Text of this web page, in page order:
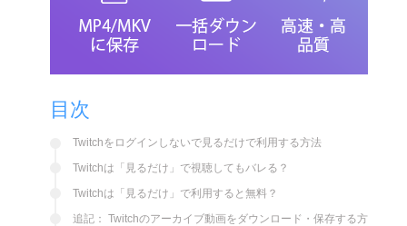
目次
Twitchをログインしないで見るだけで利用する方法
Twitchは「見るだけ」で視聴してもバレる？
Twitchは「見るだけ」で利用すると無料？
追記： Twitchのアーカイブ動画をダウンロード・保存する方